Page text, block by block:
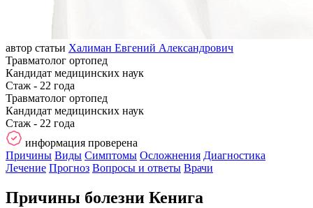
автор статьи Халиман Евгений Александрович
Травматолог ортопед
Кандидат медицинских наук
Стаж - 22 года
Травматолог ортопед
Кандидат медицинских наук
Стаж - 22 года
информация проверена
Причины Виды Симптомы Осложнения Диагностика
Лечение Прогноз Вопросы и ответы Врачи
Причины болезни Кенига